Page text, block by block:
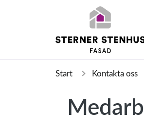
Start Kontakta oss